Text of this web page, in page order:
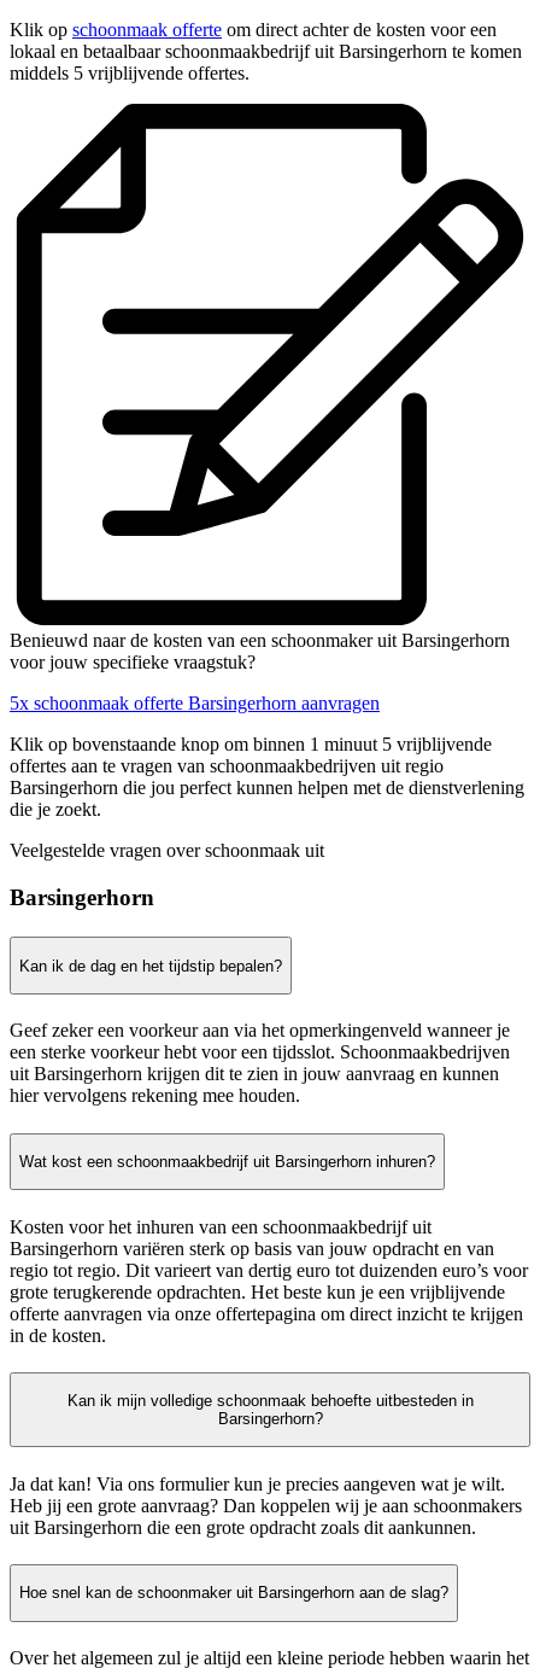
Klik op schoonmaak offerte om direct achter de kosten voor een
lokaal en betaalbaar schoonmaakbedrijf uit Barsingerhorn te komen
middels 5 vrijblijvende offertes.
Benieuwd naar de kosten van een schoonmaker uit Barsingerhorn
voor jouw specifieke vraagstuk?
5x schoonmaak offerte Barsingerhorn aanvragen
Klik op bovenstaande knop om binnen 1 minuut 5 vrijblijvende
offertes aan te vragen van schoonmaakbedrijven uit regio
Barsingerhorn die jou perfect kunnen helpen met de dienstverlening
die je zoekt.
Veelgestelde vragen over schoonmaak uit
Barsingerhorn
Kan ik de dag en het tijdstip bepalen?
Geef zeker een voorkeur aan via het opmerkingenveld wanneer je
een sterke voorkeur hebt voor een tijdsslot. Schoonmaakbedrijven
uit Barsingerhorn krijgen dit te zien in jouw aanvraag en kunnen
hier vervolgens rekening mee houden.
Wat kost een schoonmaakbedrijf uit Barsingerhorn inhuren?
Kosten voor het inhuren van een schoonmaakbedrijf uit
Barsingerhorn variëren sterk op basis van jouw opdracht en van
regio tot regio. Dit varieert van dertig euro tot duizenden euro’s voor
grote terugkerende opdrachten. Het beste kun je een vrijblijvende
offerte aanvragen via onze offertepagina om direct inzicht te krijgen
in de kosten.
Kan ik mijn volledige schoonmaak behoefte uitbesteden in
Barsingerhorn?
Ja dat kan! Via ons formulier kun je precies aangeven wat je wilt.
Heb jij een grote aanvraag? Dan koppelen wij je aan schoonmakers
uit Barsingerhorn die een grote opdracht zoals dit aankunnen.
Hoe snel kan de schoonmaker uit Barsingerhorn aan de slag?
Over het algemeen zul je altijd een kleine periode hebben waarin het